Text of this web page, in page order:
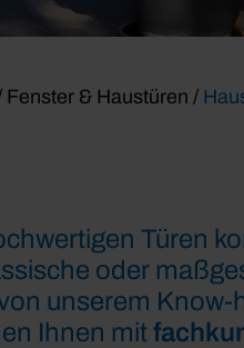
Fenster & Haustüren /
Türen
oder
unserem
Ihnen mit